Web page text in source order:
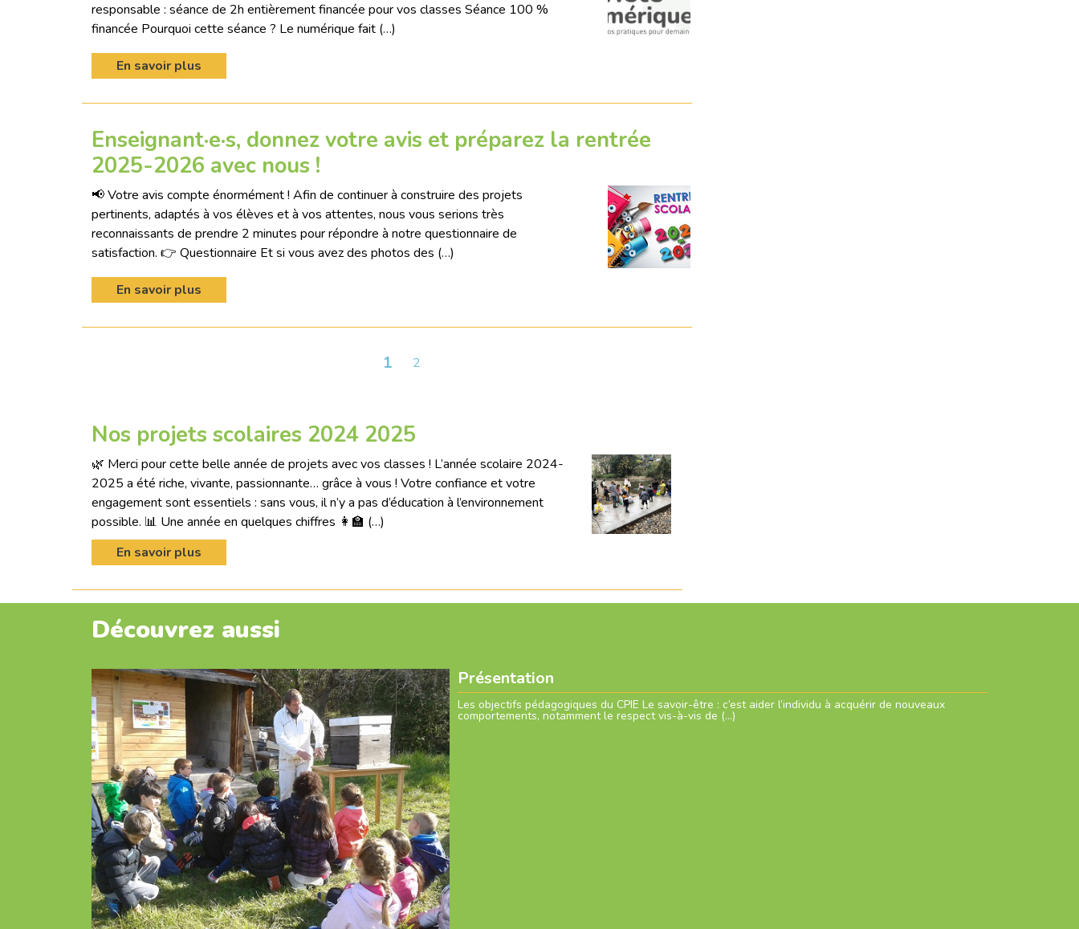
responsable : séance de 2h entièrement financée pour vos classes Séance 100 %
financée Pourquoi cette séance ? Le numérique fait (…)
En savoir plus
Enseignant·e·s, donnez votre avis et préparez la rentrée
2025-2026 avec nous !
📢 Votre avis compte énormément ! Afin de continuer à construire des projets
pertinents, adaptés à vos élèves et à vos attentes, nous vous serions très
reconnaissants de prendre 2 minutes pour répondre à notre questionnaire de
satisfaction. 👉 Questionnaire Et si vous avez des photos des (…)
En savoir plus
1 2
Nos projets scolaires 2024 2025
🌿 Merci pour cette belle année de projets avec vos classes ! L’année scolaire 2024-
2025 a été riche, vivante, passionnante… grâce à vous ! Votre confiance et votre
engagement sont essentiels : sans vous, il n’y a pas d’éducation à l’environnement
possible. 📊 Une année en quelques chiffres 👩‍🏫 (…)
En savoir plus
Découvrez aussi
Présentation
Les objectifs pédagogiques du CPIE Le savoir-être : c’est aider l’individu à acquérir de nouveaux
comportements, notamment le respect vis-à-vis de (…)